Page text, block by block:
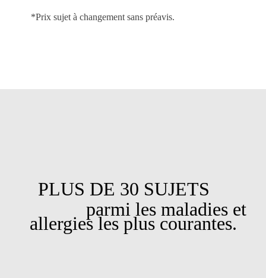
*Prix sujet à changement sans préavis.
PLUS DE 30 SUJETS
parmi les maladies et
allergies les plus courantes.